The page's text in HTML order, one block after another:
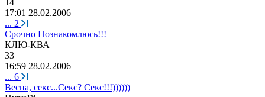
17:01 28.02.2006
... 2
Срочно Познакомлюсь!!!
КЛЮ-КВА
33
16:59 28.02.2006
... 6
Весна, секс...Секс? Секс!!!))))))